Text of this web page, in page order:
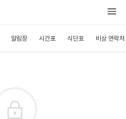
알림장 시간표 식단표 비상 연락처